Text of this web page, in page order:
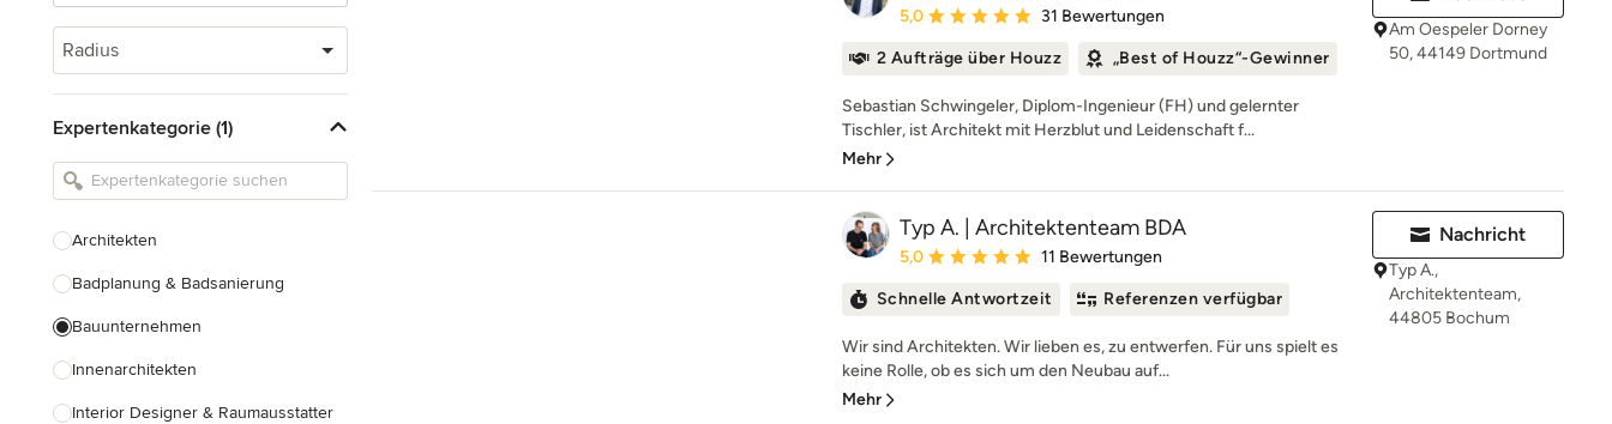
Radius
Expertenkategorie (1)
Architekten
Badplanung & Badsanierung
Bauunternehmen
Innenarchitekten
Interior Designer & Raumausstatter
Durchschnittliche Bewertung: 5 von 5 Sternen
5,0 31 Bewertungen
2 Aufträge über Houzz „Best of Houzz“-Gewinner
Sebastian Schwingeler, Diplom-Ingenieur (FH) und gelernter
Tischler, ist Architekt mit Herzblut und Leidenschaft f...
Mehr
Am Oespeler Dorney
50, 44149 Dortmund
Typ A. | Architektenteam BDA
Durchschnittliche Bewertung: 5 von 5 Sternen
5,0 11 Bewertungen
Schnelle Antwortzeit Referenzen verfügbar
Wir sind Architekten. Wir lieben es, zu entwerfen. Für uns spielt es
keine Rolle, ob es sich um den Neubau auf...
Mehr
Nachricht
Typ A.,
Architektenteam,
44805 Bochum